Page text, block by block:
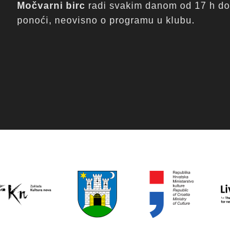
Močvarni birc radi svakim danom od 17 h do
ponoći, neovisno o programu u klubu.